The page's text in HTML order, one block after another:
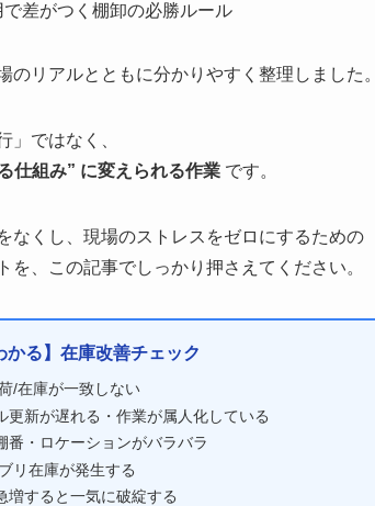
で差がつく棚卸の必勝ルール
のリアルとともに分かりやすく整理しました。
」ではなく、
仕組み” に変えられる作業 です。
なくし、現場のストレスをゼロにするための
を、この記事でしっかり押さえてください。
かる】在庫改善チェック
/在庫が一致しない
更新が遅れる・作業が属人化している
番・ロケーションがバラバラ
リ在庫が発生する
増すると一気に破綻する